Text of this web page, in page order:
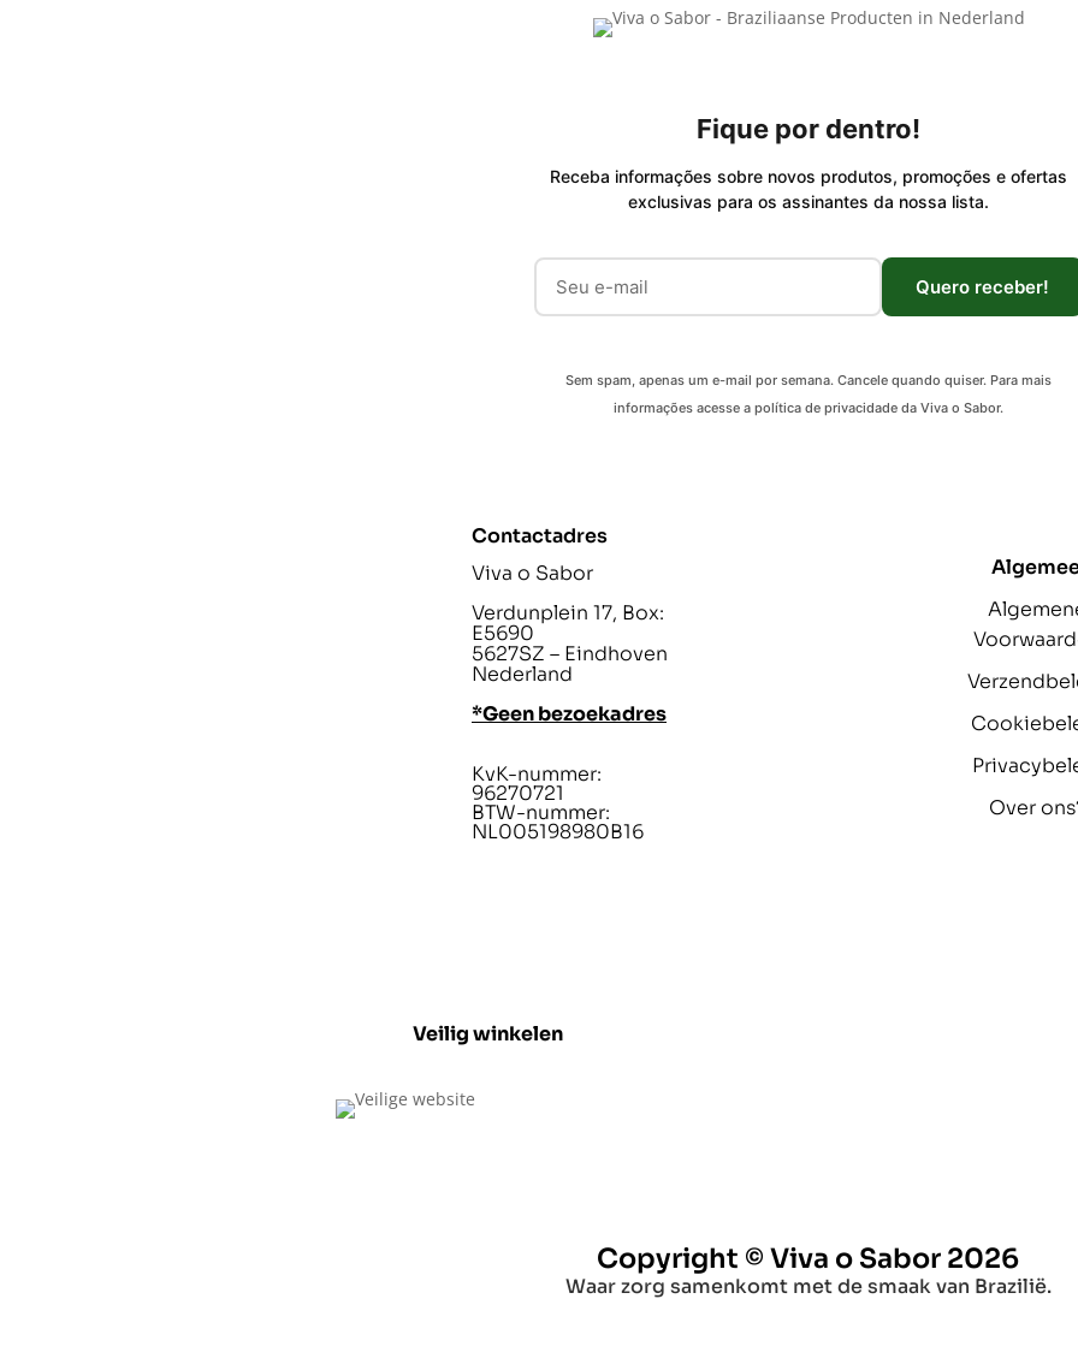
Fique por dentro!
Receba informações sobre novos produtos, promoções e ofertas
exclusivas para os assinantes da nossa lista.
Quero receber!
Sem spam, apenas um e-mail por semana. Cancele quando quiser. Para mais
informações acesse a política de privacidade da Viva o Sabor.
Contactadres
Viva o Sabor
Verdunplein 17, Box:
E5690
5627SZ – Eindhoven
Nederland
*Geen bezoekadres
KvK-nummer:
96270721
BTW-nummer:
NL005198980B16
Over
Veilig winkelen
Copyright © Viva o Sabor 2026
Waar zorg samenkomt met de smaak van Brazilië.